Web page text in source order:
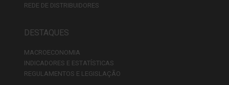
REDE DE DISTRIBUIDORES
DESTAQUES
MACROECONOMIA
INDICADORES E ESTATÍSTICAS
REGULAMENTOS E LEGISLAÇÃO